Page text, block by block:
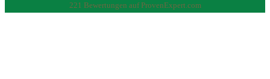
221 Bewertungen auf ProvenExpert.com